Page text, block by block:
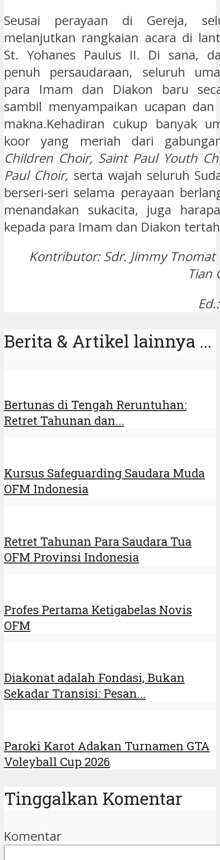
Seusai perayaan di Gereja,
melanjutkan rangkaian acara di
St. Yohanes Paulus II. Di sana,
penuh persaudaraan, seluruh
para Imam dan Diakon baru
sambil menyampaikan ucapan
makna.Kehadiran cukup banyak
koor yang meriah dari
Children Choir, Saint Paul Youth
Paul Choir, serta wajah seluruh
berseri-seri selama perayaan
menandakan sukacita, juga
kepada para Imam dan Diakon
Kontributor: Sdr. Jimmy Tnomat
Tian
Berita & Artikel lainnya ...
Bertunas di Tengah Reruntuhan:
Retret Tahunan dan...
Kursus Safeguarding Saudara Muda
OFM Indonesia
Retret Tahunan Para Saudara Tua
OFM Provinsi Indonesia
Profes Pertama Ketigabelas Novis
OFM
Diakonat adalah Fondasi, Bukan
Sekadar Transisi: Pesan...
Paroki Karot Adakan Turnamen GTA
Voleyball Cup 2026
Tinggalkan Komentar
Komentar